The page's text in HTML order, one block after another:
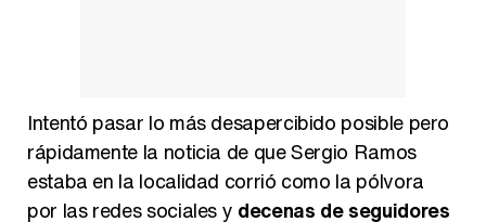
Intentó pasar lo más desapercibido posible pero
rápidamente la noticia de que Sergio Ramos
estaba en la localidad corrió como la pólvora
por las redes sociales y decenas de seguidores